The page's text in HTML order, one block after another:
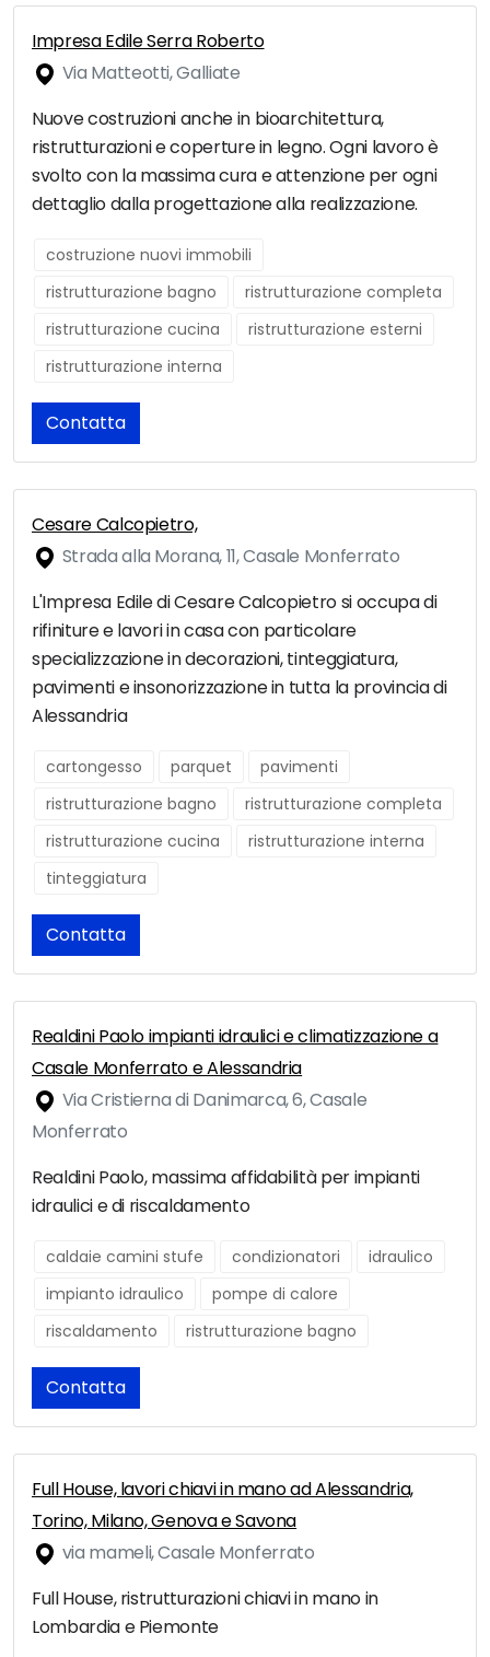
Impresa Edile Serra Roberto
Via Matteotti, Galliate
Nuove costruzioni anche in bioarchitettura,
ristrutturazioni e coperture in legno. Ogni lavoro è
svolto con la massima cura e attenzione per ogni
dettaglio dalla progettazione alla realizzazione.
costruzione nuovi immobili
ristrutturazione bagno
ristrutturazione completa
ristrutturazione cucina
ristrutturazione esterni
ristrutturazione interna
Contatta
Cesare Calcopietro,
Strada alla Morana, 11, Casale Monferrato
L'Impresa Edile di Cesare Calcopietro si occupa di
rifiniture e lavori in casa con particolare
specializzazione in decorazioni, tinteggiatura,
pavimenti e insonorizzazione in tutta la provincia di
Alessandria
cartongesso parquet
pavimenti
ristrutturazione bagno
ristrutturazione completa
ristrutturazione cucina
ristrutturazione interna
tinteggiatura
Contatta
Realdini Paolo impianti idraulici e climatizzazione a
Casale Monferrato e Alessandria
Via Cristierna di Danimarca, 6, Casale
Monferrato
Realdini Paolo, massima affidabilità per impianti
idraulici e di riscaldamento
caldaie camini stufe condizionatori
idraulico
impianto idraulico
pompe di calore
riscaldamento
ristrutturazione bagno
Contatta
Full House, lavori chiavi in mano ad Alessandria,
Torino, Milano, Genova e Savona
via mameli, Casale Monferrato
Full House, ristrutturazioni chiavi in mano in
Lombardia e Piemonte